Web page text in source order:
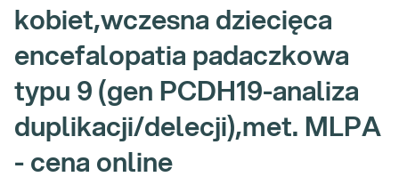
kobiet,wczesna dziecięca
encefalopatia padaczkowa
typu 9 (gen PCDH19-analiza
duplikacji/delecji),met. MLPA
- cena online